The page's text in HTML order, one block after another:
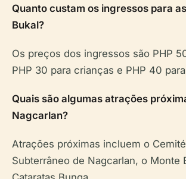
Quanto custam os ingressos para
Bukal?
Os preços dos ingressos são PHP
PHP 30 para crianças e PHP 40
Quais são algumas atrações
Nagcarlan?
Atrações próximas incluem o
Subterrâneo de Nagcarlan, o Monte